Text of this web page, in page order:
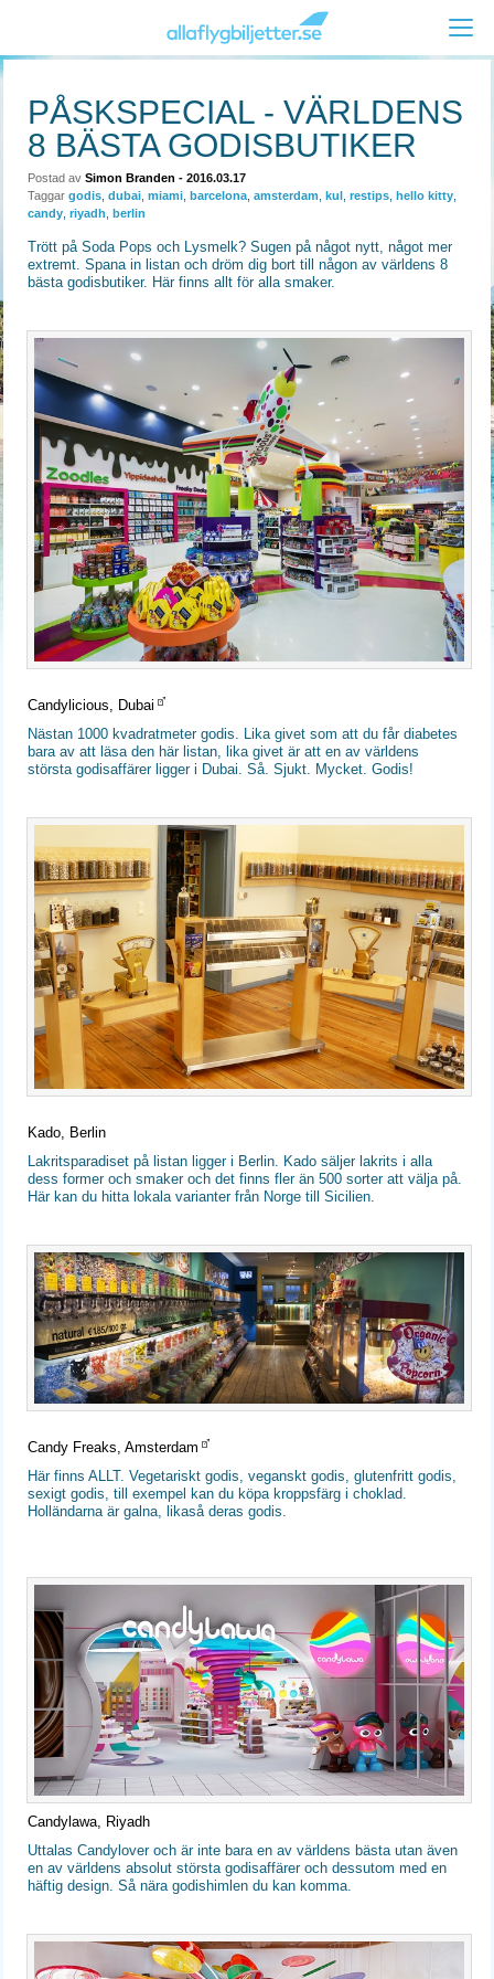
PÅSKSPECIAL - VÄRLDENS
8 BÄSTA GODISBUTIKER
Postad avSimon Branden - 2016.03.17
Taggar godis ,dubai ,miami ,barcelona ,amsterdam ,kul ,restips ,hello kitty
candy ,riyadh ,berlin
Trött på Soda Pops och Lysmelk? Sugen på något nytt, något mer
extremt. Spana in listan och dröm dig bort till någon av världens 8
bästa godisbutiker. Här finns allt för alla smaker.
Candylicious, Dubai
Nästan 1000 kvadratmeter godis. Lika givet som att du får diabetes
bara av att läsa den här listan, lika givet är att en av världens
största godisaffärer ligger i Dubai. Så. Sjukt. Mycket. Godis!
Kado, Berlin
Lakritsparadiset på listan ligger i Berlin. Kado säljer lakrits i alla
dess former och smaker och det finns fler än 500 sorter att välja på.
Här kan du hitta lokala varianter från Norge till Sicilien.
Candy Freaks, Amsterdam
Här finns ALLT. Vegetariskt godis, veganskt godis, glutenfritt godis,
sexigt godis, till exempel kan du köpa kroppsfärg i choklad.
Holländarna är galna, likaså deras godis.
Candylawa, Riyadh
Uttalas Candylover och är inte bara en av världens bästa utan även
en av världens absolut största godisaffärer och dessutom med en
häftig design. Så nära godishimlen du kan komma.